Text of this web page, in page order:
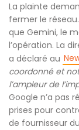
La plainte
fermer le
que Gemini, le
l’opération. La
a déclaré au
coordonné et
l’ampleur de
Google n’a pas
prises pour
de fournisseur